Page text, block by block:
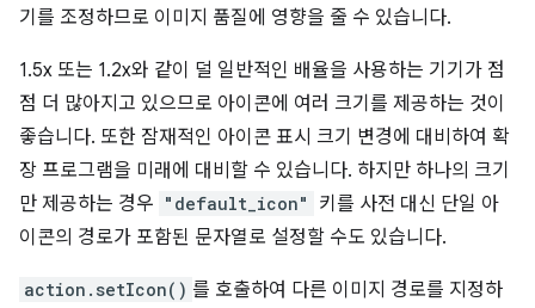
기를 조정하므로 이미지 품질에 영향을 줄 수 있습니다.
1.5x 또는 1.2x와 같이 덜 일반적인 배율을 사용하는 기기가 점
점 더 많아지고 있으므로 아이콘에 여러 크기를 제공하는 것이
좋습니다. 또한 잠재적인 아이콘 표시 크기 변경에 대비하여 확
장 프로그램을 미래에 대비할 수 있습니다. 하지만 하나의 크기
만 제공하는 경우 "default_icon"
키를 사전 대신 단일 아
이콘의 경로가 포함된 문자열로 설정할 수도 있습니다.
action.setIcon() 를 호출하여 다른 이미지 경로를 지정하